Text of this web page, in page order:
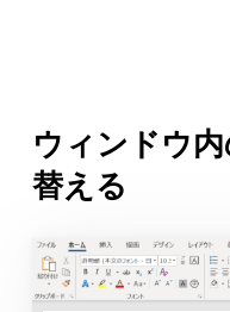
ウィンドウ
替える